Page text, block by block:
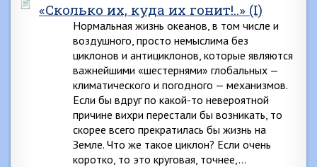
«Сколько их, куда их гонит!..» (I)
Нормальная жизнь океанов, в том числе и
воздушного, просто немыслима без
циклонов и антициклонов, которые являются
важнейшими «шестернями» глобальных —
климатического и погодного — механизмов.
Если бы вдруг по какой-то невероятной
причине вихри перестали бы возникать, то
скорее всего прекратилась бы жизнь на
Земле. Что же такое циклон? Если очень
коротко, то это круговая, точнее,…